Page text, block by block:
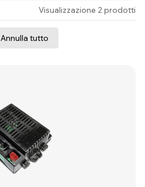
Visualizzazione 2 prodotti
Annulla tutto